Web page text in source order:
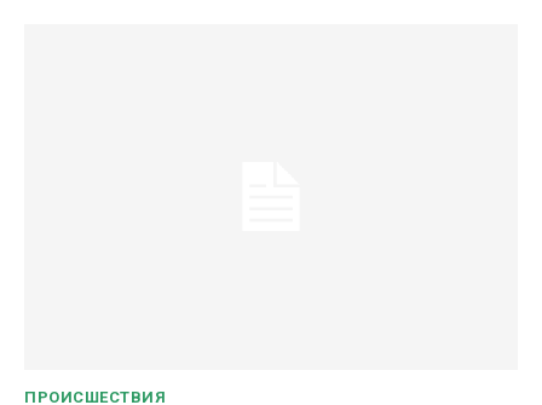
ПРОИСШЕСТВИЯ